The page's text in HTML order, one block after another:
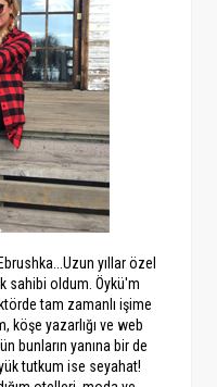
yıllar özel
sahibi oldum. Öykü'm
tam zamanlı işime
köşe yazarlığı ve web
bunların yanına bir de
tutkum ise seyahat!